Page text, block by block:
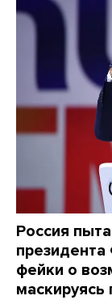
Россия
фейки о